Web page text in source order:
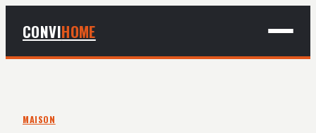
CONVIHOME
BRICOLAGE
MAISON